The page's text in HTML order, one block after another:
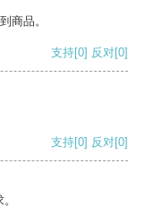
商品。
支持[0] 反对[0]
支持[0] 反对[0]